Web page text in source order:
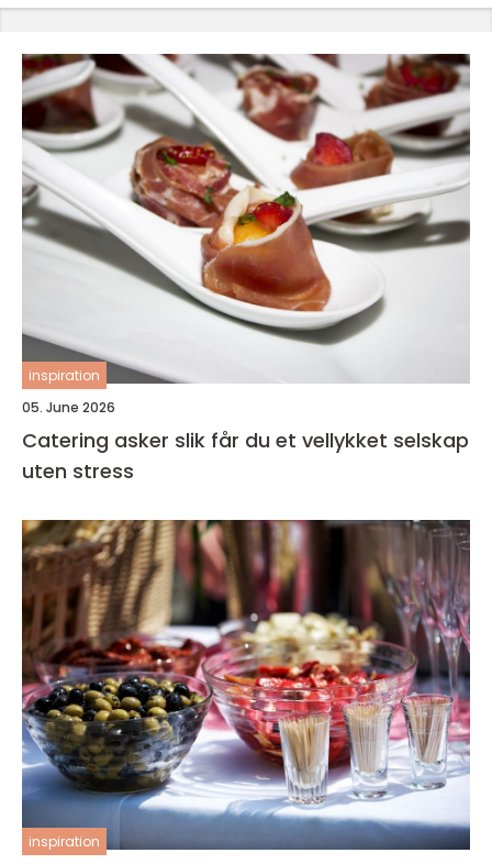
inspiration
05. June 2026
Catering asker slik får du et vellykket selskap
uten stress
inspiration